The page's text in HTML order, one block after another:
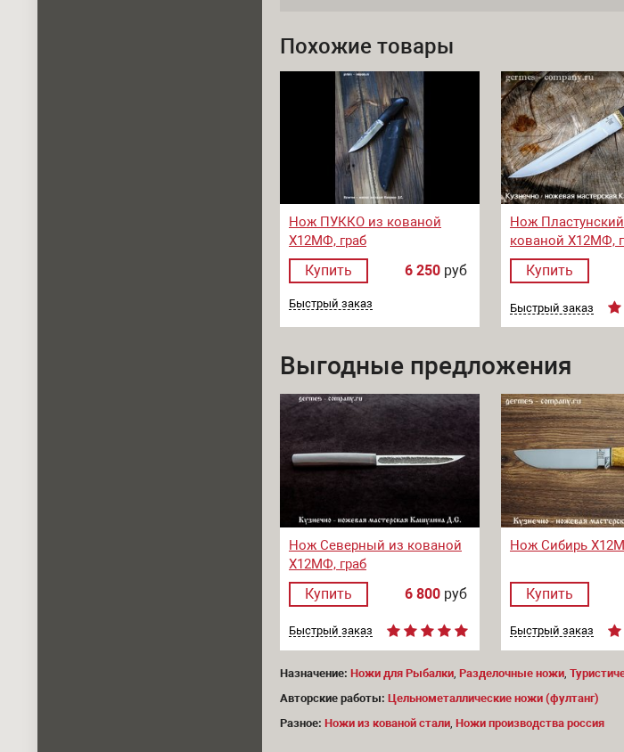
Похожие товары
Нож ПУККО из кованой
Х12МФ, граб
Купить 6 250 руб
Быстрый заказ
Нож
кованой Х12МФ,
Купить
Быстрый заказ
Выгодные предложения
Нож Северный из кованой
Х12МФ, граб
Купить 6 800 руб
Быстрый заказ
Нож Сибирь
Купить
Быстрый заказ
Назначение: Ножи для Рыбалки Разделочные ножи
Авторские работы: Цельнометаллические ножи (фултанг)
Разное: Ножи из кованой стали Ножи производства россия